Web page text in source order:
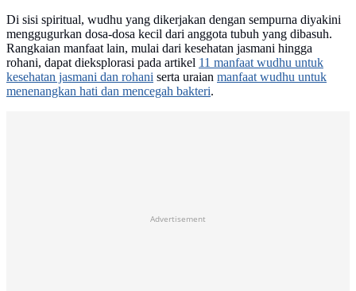
Di sisi spiritual, wudhu yang dikerjakan dengan sempurna diyakini
menggugurkan dosa-dosa kecil dari anggota tubuh yang dibasuh.
Rangkaian manfaat lain, mulai dari kesehatan jasmani hingga
rohani, dapat dieksplorasi pada artikel 11 manfaat wudhu untuk
kesehatan jasmani dan rohani serta uraian manfaat wudhu untuk
menenangkan hati dan mencegah bakteri.
Advertisement